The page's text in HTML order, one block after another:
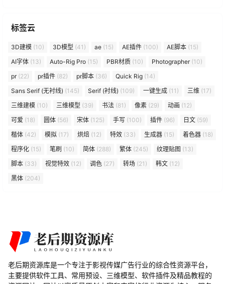
标签云
3D建模 (10) 3D模型 (41) ae (15) AE插件 (100) AE脚本 (15)
AI字体 (13) Auto-Rig Pro (15) PBR材质 (10) Photographer(10)
pr(22) pr插件 (82) pr脚本 (36) Quick Rig (14)
Sans Serif (无衬线) (145) Serif (衬线) (109) 一键生成 (11) 三维 (17)
三维建模 (10) 三维模型 (39) 书法 (81) 像素 (29) 动画 (12)
可爱 (18) 圆体 (56) 宋体 (125) 手写 (100) 插件 (96) 日文 (59)
楷体 (42) 模拟 (17) 烘焙 (12) 特效 (33) 生成器 (15) 着色器 (18)
程序化 (15) 笔刷 (10) 简体 (288) 繁体 (245) 纹理贴图 (13)
脚本 (33) 视觉特效 (12) 调色 (27) 转场 (21) 韩文 (12)
黑体 (204)
老后期资源库是一个专注于影视传媒广告行业的综合性资源平台，
主要提供软件工具、常用预设、三维模型、软件插件及精品教程的